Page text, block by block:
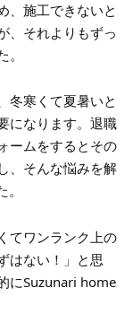
、施工できないと
、それよりもずっ
冬寒くて夏暑いと
になります。退職
ームをするとその
、そんな悩みを解
てワンランク上の
はない！」と思
にSuzunari home